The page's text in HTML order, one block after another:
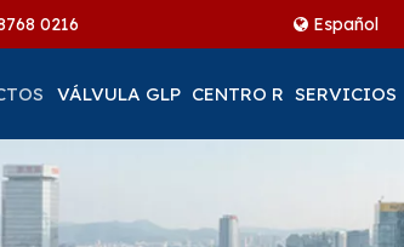
0216 Español
VÁLVULA GLP CENTRO R SERVICIOS